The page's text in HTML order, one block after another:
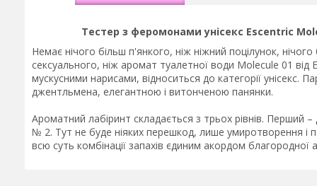
Тестер з феромонами унісекс Escentric
Немає нічого більш п'янкого, ніж ніжний поцілунок,
сексуального, ніж аромат туалетної води Molecule 01
мускусними нарисами, відноситься до категорії
джентльмена, елегантною і витонченою панянки.
Ароматний лабіринт складається з трьох рівнів. Перший
№ 2. Тут не буде ніяких перешкод, лише умиротворення і
всю суть комбінації запахів єдиним акордом благородної